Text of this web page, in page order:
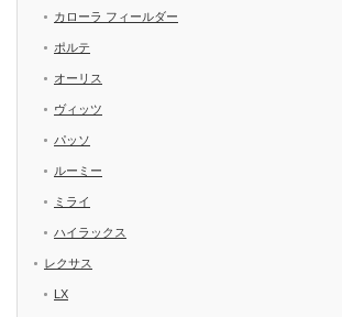
カローラ フィールダー
ポルテ
オーリス
ヴィッツ
パッソ
ルーミー
ミライ
ハイラックス
レクサス
LX